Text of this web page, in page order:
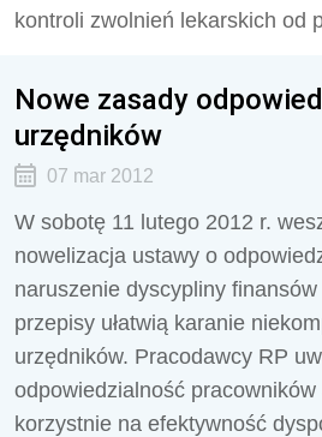
kontroli zwolnień lekarskich od
Nowe zasady
urzędników
07 mar 2012
W sobotę 11 lutego 2012 r.
nowelizacja ustawy o
naruszenie dyscypliny
przepisy ułatwią karanie
urzędników. Pracodawcy RP
odpowiedzialność pracowników
korzystnie na efektywność